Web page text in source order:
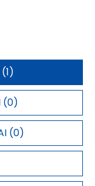
(0)
(0)